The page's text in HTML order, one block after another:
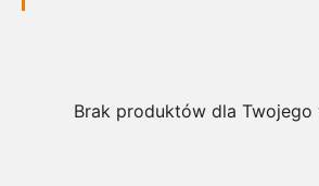
Brak produktów dla Twojego